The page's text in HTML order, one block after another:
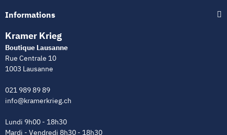
Informations
Kramer Krieg
Boutique Lausanne
Rue Centrale 10
1003 Lausanne
021 989 89 89
info@kramerkrieg.ch
Lundi 9h00 - 18h30
Mardi - Vendredi 8h30 - 18h30